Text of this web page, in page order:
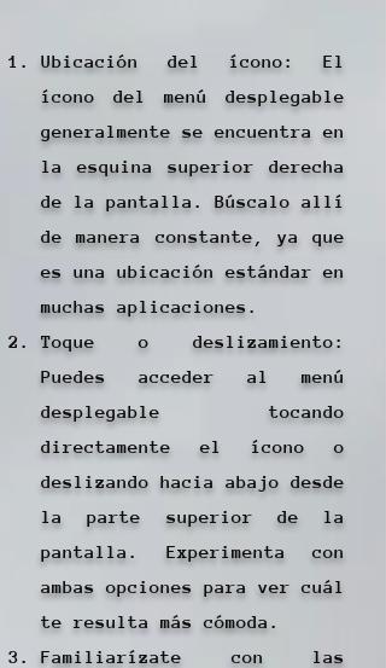
Ubicación del ícono: El
ícono del menú desplegable
generalmente se encuentra en
la esquina superior derecha
de la pantalla. Búscalo allí
de manera constante, ya que
es una ubicación estándar en
muchas aplicaciones.
Toque o deslizamiento:
Puedes acceder al menú
desplegable tocando
directamente el ícono o
deslizando hacia abajo desde
la parte superior de la
pantalla. Experimenta con
ambas opciones para ver cuál
te resulta más cómoda.
Familiarízate con las